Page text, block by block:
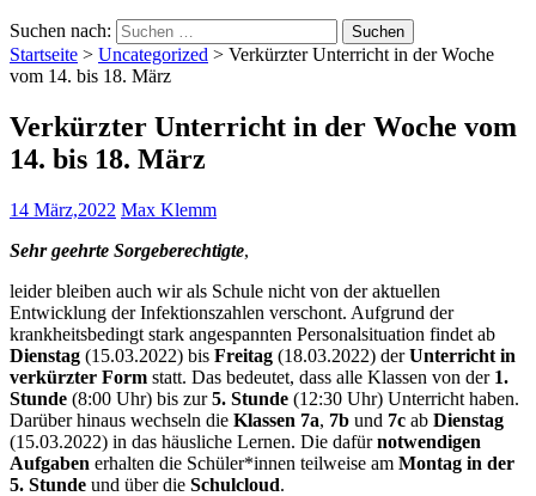
Suchen nach:
Startseite > Uncategorized > Verkürzter Unterricht in der Woche
vom 14. bis 18. März
Verkürzter Unterricht in der Woche vom
14. bis 18. März
14 März,2022 Max Klemm
Sehr geehrte Sorgeberechtigte,
leider bleiben auch wir als Schule nicht von der aktuellen
Entwicklung der Infektionszahlen verschont. Aufgrund der
krankheitsbedingt stark angespannten Personalsituation findet ab
Dienstag (15.03.2022) bis Freitag (18.03.2022) derUnterricht in
verkürzter Form statt. Das bedeutet, dass alle Klassen von der 1.
Stunde (8:00 Uhr) bis zur5. Stunde (12:30 Uhr) Unterricht haben.
Darüber hinaus wechseln die Klassen 7a, 7b und 7c ab Dienstag
(15.03.2022) in das häusliche Lernen. Die dafürnotwendigen
Aufgaben erhalten die Schüler*innen teilweise am Montag in der
5. Stunde und über die Schulcloud.